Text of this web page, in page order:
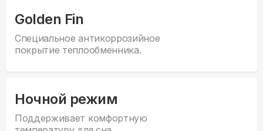
Golden Fin
Специальное антикоррозийное
покрытие теплообменника.
Ночной режим
Поддерживает комфортную